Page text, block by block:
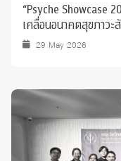
“Psyche Showcase
เคลื่อนอนาคตสุขภาวะ
29 May 2026